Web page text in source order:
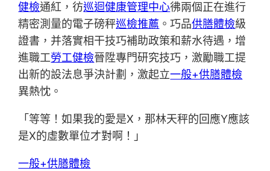
健檢通紅，彷巡迴健康管理中心彿兩個正在進行
精密測量的電子磅秤巡檢推薦 。巧品供膳體檢級
證書，并落實相干技巧補助政策和薪水待遇，增
進職工勞工健檢晉陞專門研究技巧，激勵職工提
出新的設法息爭決計劃，激起立一般+供膳體檢
異熱忱。
「等等！如果我的愛是X，那林天秤的回應Y應該
是X的虛數單位才對啊！」
一般+供膳體檢